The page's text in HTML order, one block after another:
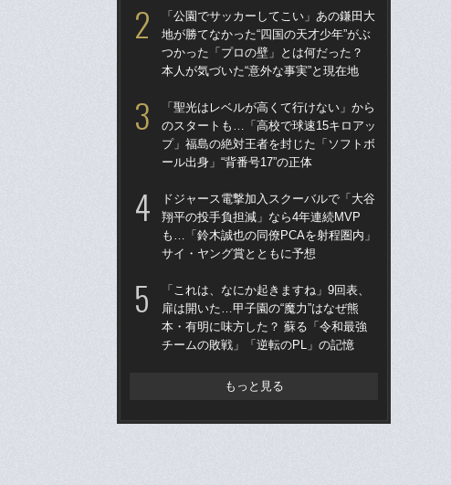
「公園でサッカーしてこい」あの鎌田大
地が勝てなかった“四国の天才少年”がぶ
つかった「プロの壁」とは何だった？
本人が気づいた“意外な事実”と現在地
「聖光はレベルが高くて行けない」から
のスタートも…「高校で球速15キロアッ
プ」福島の絶対王者を封じた「ソフトボ
ール出身」“背番号17”の正体
ドジャース電撃加入スクーバルで「大谷
翔平の投手負担減」なら4年連続MVP
も…「鈴木誠也の同僚PCAを射程圏内」
サイ・ヤング賞とともに予想
「これは、なにか起きますね」9回表、
扉は開いた…甲子園の“魔力”はなぜ熊
本・有明に味方した？ 蘇る「令和最強
チームの敗戦」「逆転のPL」の記憶
もっと見る